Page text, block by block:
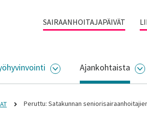
SAIRAANHOITAJAPÄIVÄT
VALIKKOAVAA ALASIVUJEN
Ajankohtaista
Peruttu: Satakunnan